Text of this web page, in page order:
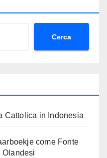
Cerca
Cattolica in Indonesia
come Fonte
Olandesi